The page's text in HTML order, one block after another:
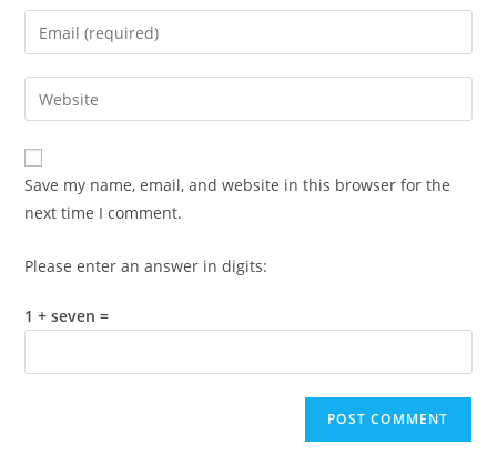
name
comment
Enter
your
email
address
comment
Enter
your
website
URL
(optional)
Save my name, email, and website in this browser for the
next time I comment.
Please enter an answer in digits:
1 + seven =